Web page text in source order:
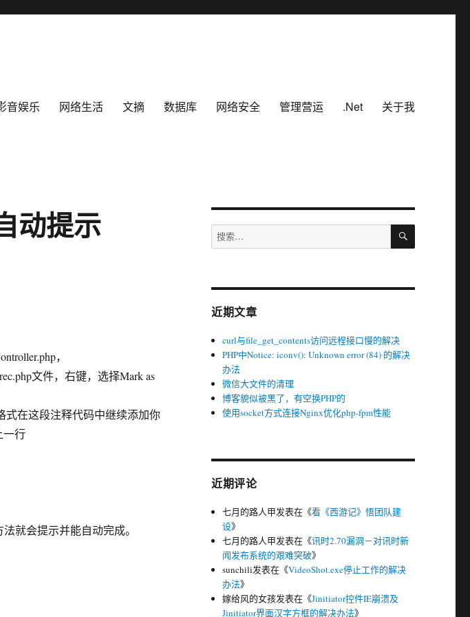
音娱乐 网络生活 文摘 数据库 网络安全 管理营运 .Net 关于我
动提示
，
文件，右键，选择Mark as
式在这段注释代码中继续添加你
一行
就会提示并能自动完成。
搜
索：
搜
近期文章
curl与file_get_contents访问远程接口慢的解决
PHP中Notice: iconv(): Unknown error (84) 的解决
办法
微信大文件的清理
博客貌似被黑了，有空换PHP的
使用socket方式连接Nginx优化php-fpm性能
近期评论
七月的路人甲发表在《看《西游记》悟团队建
设》
七月的路人甲发表在《讯时2.70漏洞－对讯时新
闻发布系统的艰难突破》
sunchili发表在《VideoShot.exe停止工作的解决
办法》
嫁给风的女孩发表在《Jinitiator控件IE崩溃及
Jinitiator界面汉字方框的解决办法》